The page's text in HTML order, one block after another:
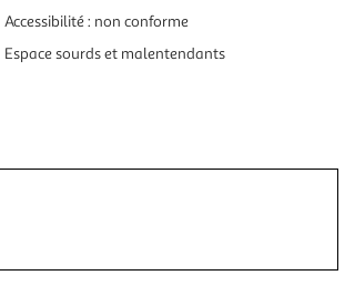
Accessibilité : non conforme
Espace sourds et malentendants